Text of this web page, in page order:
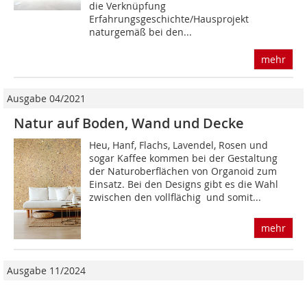
die Verknüpfung
Erfahrungsgeschichte/Hausprojekt
naturgemäß bei den...
mehr
Ausgabe 04/2021
Natur auf Boden, Wand und Decke
Heu, Hanf, Flachs, Lavendel, Rosen und
sogar Kaffee kommen bei der Gestaltung
der Naturoberflächen von Organoid zum
Einsatz. Bei den Designs gibt es die Wahl
zwischen den vollflächig  und somit...
mehr
Ausgabe 11/2024